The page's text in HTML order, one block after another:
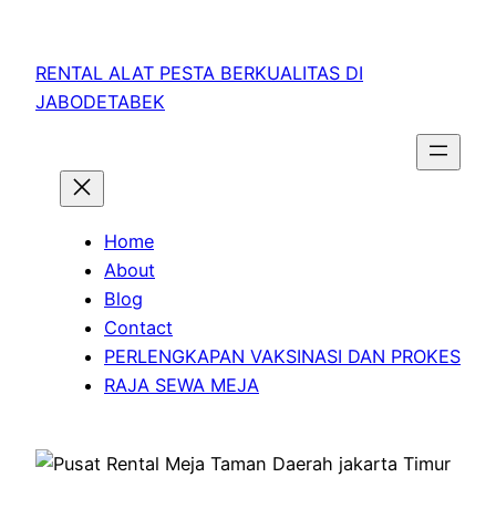
RENTAL ALAT PESTA BERKUALITAS DI
JABODETABEK
Home
About
Blog
Contact
PERLENGKAPAN VAKSINASI DAN PROKES
RAJA SEWA MEJA